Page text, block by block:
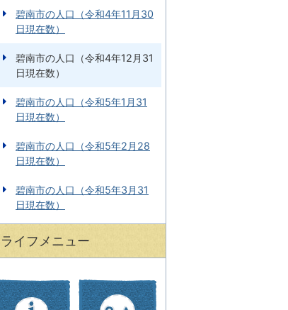
碧南市の人口（令和4年11月30
日現在数）
碧南市の人口（令和4年12月31
日現在数）
碧南市の人口（令和5年1月31
日現在数）
碧南市の人口（令和5年2月28
日現在数）
碧南市の人口（令和5年3月31
日現在数）
ライフメニュー